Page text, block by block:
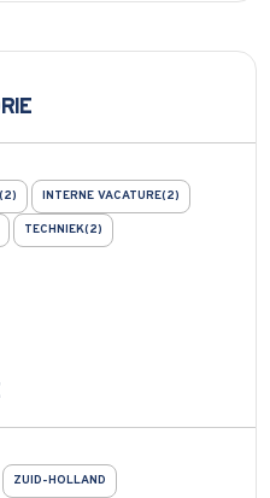
INTERNE VACATURE(2)
TECHNIEK(2)
ZUID-HOLLAND